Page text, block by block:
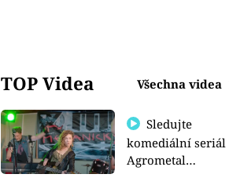
TOP Videa Všechna videa
Sledujte
komediální seriál
Agrometal